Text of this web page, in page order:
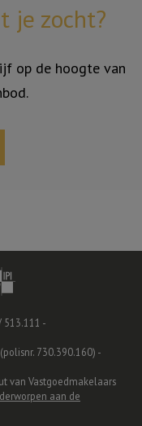
je zocht?
op de hoogte van
513.111 -
730.390.160) -
van Vastgoedmakelaars
aan de